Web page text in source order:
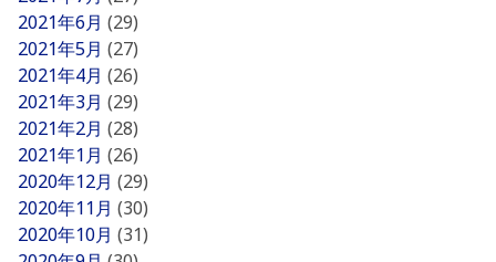
2021年6月 (29)
2021年5月 (27)
2021年4月 (26)
2021年3月 (29)
2021年2月 (28)
2021年1月 (26)
2020年12月 (29)
2020年11月 (30)
2020年10月 (31)